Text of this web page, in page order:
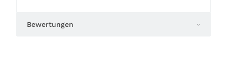
Bewertungen